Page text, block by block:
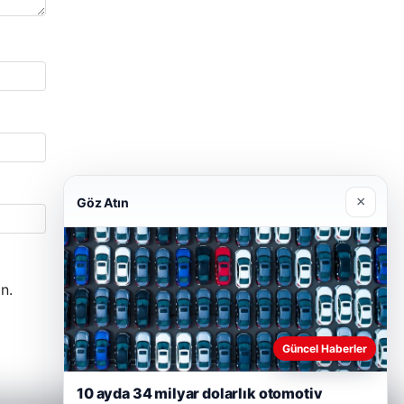
Göz Atın ×
Güncel Haberler
10 ayda 34 milyar dolarlık otomotiv